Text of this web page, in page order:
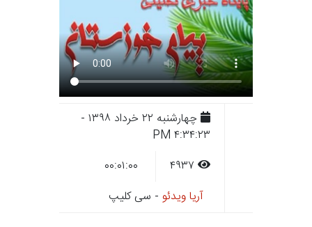
چهارشنبه ۲۲ خرداد ۱۳۹۸ -
۴:۳۴:۲۳ PM
آریا ویدئو - سی کلیپ